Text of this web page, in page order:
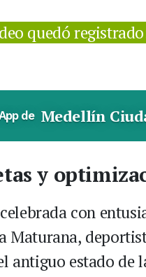
quedó
de Medellín
y
con
Maturana,
antiguo estado de